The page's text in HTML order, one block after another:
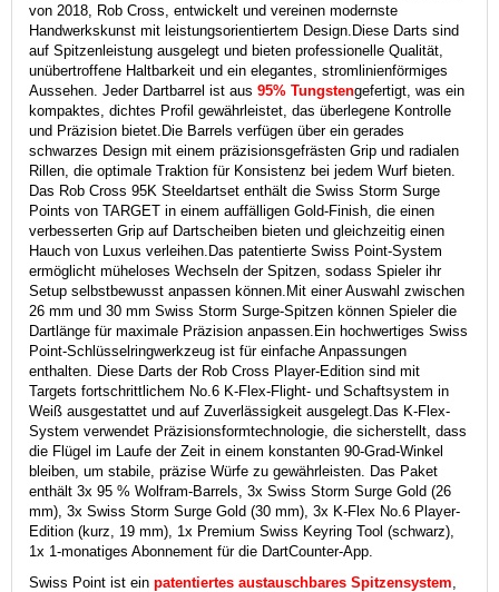
von 2018, Rob Cross, entwickelt und vereinen modernste
Handwerkskunst mit leistungsorientiertem Design. Diese Darts sind
auf Spitzenleistung ausgelegt und bieten professionelle Qualität,
unübertroffene Haltbarkeit und ein elegantes, stromlinienförmiges
Aussehen. Jeder Dartbarrel ist aus 95% Tungstengefertigt, was ein
kompaktes, dichtes Profil gewährleistet, das überlegene Kontrolle
und Präzision bietet. Die Barrels verfügen über ein gerades
schwarzes Design mit einem präzisionsgefrästen Grip und radialen
Rillen, die optimale Traktion für Konsistenz bei jedem Wurf bieten.
Das Rob Cross 95K Steeldartset enthält die Swiss Storm Surge
Points von TARGET in einem auffälligen Gold-Finish, die einen
verbesserten Grip auf Dartscheiben bieten und gleichzeitig einen
Hauch von Luxus verleihen. Das patentierte Swiss Point-System
ermöglicht müheloses Wechseln der Spitzen, sodass Spieler ihr
Setup selbstbewusst anpassen können. Mit einer Auswahl zwischen
26 mm und 30 mm Swiss Storm Surge-Spitzen können Spieler die
Dartlänge für maximale Präzision anpassen. Ein hochwertiges Swiss
Point-Schlüsselringwerkzeug ist für einfache Anpassungen
enthalten. Diese Darts der Rob Cross Player-Edition sind mit
Targets fortschrittlichem No.6 K-Flex-Flight- und Schaftsystem in
Weiß ausgestattet und auf Zuverlässigkeit ausgelegt. Das K-Flex-
System verwendet Präzisionsformtechnologie, die sicherstellt, dass
die Flügel im Laufe der Zeit in einem konstanten 90-Grad-Winkel
bleiben, um stabile, präzise Würfe zu gewährleisten. Das Paket
enthält 3x 95 % Wolfram-Barrels, 3x Swiss Storm Surge Gold (26
mm), 3x Swiss Storm Surge Gold (30 mm), 3x K-Flex No.6 Player-
Edition (kurz, 19 mm), 1x Premium Swiss Keyring Tool (schwarz),
1x 1-monatiges Abonnement für die DartCounter-App.
Swiss Point ist ein patentiertes austauschbares Spitzensystem